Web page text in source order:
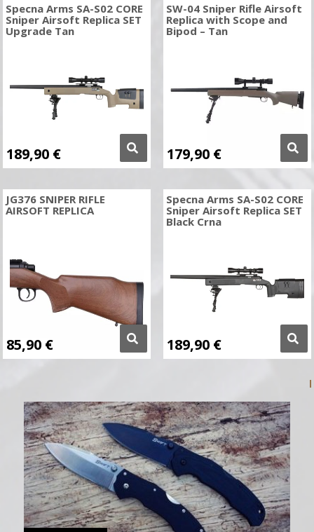
Specna Arms SA-S02 CORE
Sniper Airsoft Replica SET
Upgrade Tan
189,90 €
SW-04 Sniper Rifle Airsoft
Replica with Scope and
Bipod – Tan
179,90 €
JG376 SNIPER RIFLE
AIRSOFT REPLICA
85,90 €
Specna Arms SA-S02 CORE
Sniper Airsoft Replica SET
Black Crna
189,90 €